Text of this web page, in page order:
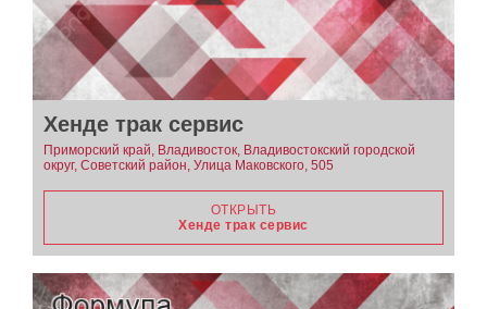
Хенде трак сервис
Приморский край, Владивосток, Владивостокский городской
округ, Советский район, Улица Маковского, 505
ОТКРЫТЬ
Хенде трак сервис